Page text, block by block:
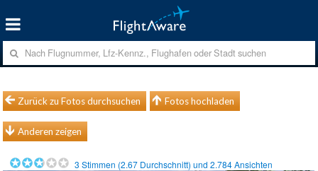
Zurück zu Fotos durchsuchen Fotos hochladen
Anderen zeigen
3 Stimmen (2.67 Durchschnitt) und2.784Ansichten